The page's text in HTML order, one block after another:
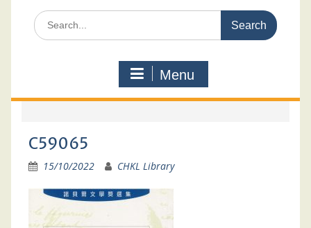
Search
for:
Menu
C59065
15/10/2022 CHKL Library